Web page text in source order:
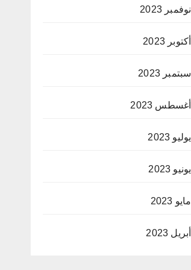
نوفمبر 2023
أكتوبر 2023
سبتمبر 2023
أغسطس 2023
يوليو 2023
يونيو 2023
مايو 2023
أبريل 2023